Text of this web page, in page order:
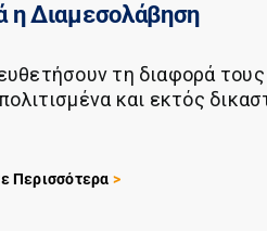
η Διαμεσολάβηση
τη διαφορά
και εκτός
Περισσότερα >